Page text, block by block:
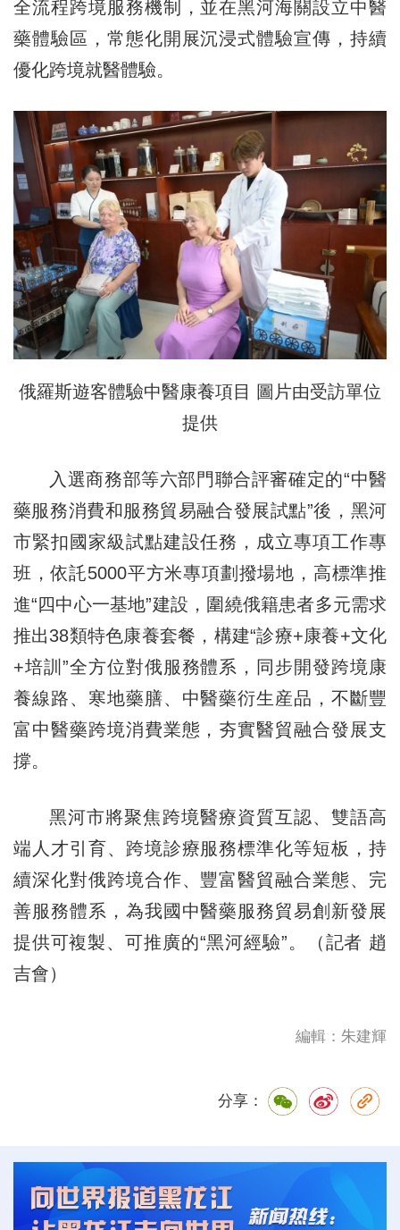
全流程跨境服務機制，並在黑河海關設立中醫
藥體驗區，常態化開展沉浸式體驗宣傳，持續
優化跨境就醫體驗。
俄羅斯遊客體驗中醫康養項目 圖片由受訪單位
提供
入選商務部等六部門聯合評審確定的“中醫
藥服務消費和服務貿易融合發展試點”後，黑河
市緊扣國家級試點建設任務，成立專項工作專
班，依託5000平方米專項劃撥場地，高標準推
進“四中心一基地”建設，圍繞俄籍患者多元需求
推出38類特色康養套餐，構建“診療+康養+文化
+培訓”全方位對俄服務體系，同步開發跨境康
養線路、寒地藥膳、中醫藥衍生産品，不斷豐
富中醫藥跨境消費業態，夯實醫貿融合發展支
撐。
黑河市將聚焦跨境醫療資質互認、雙語高
端人才引育、跨境診療服務標準化等短板，持
續深化對俄跨境合作、豐富醫貿融合業態、完
善服務體系，為我國中醫藥服務貿易創新發展
提供可複製、可推廣的“黑河經驗”。（記者 趙
吉會）
編輯：朱建輝
分享：